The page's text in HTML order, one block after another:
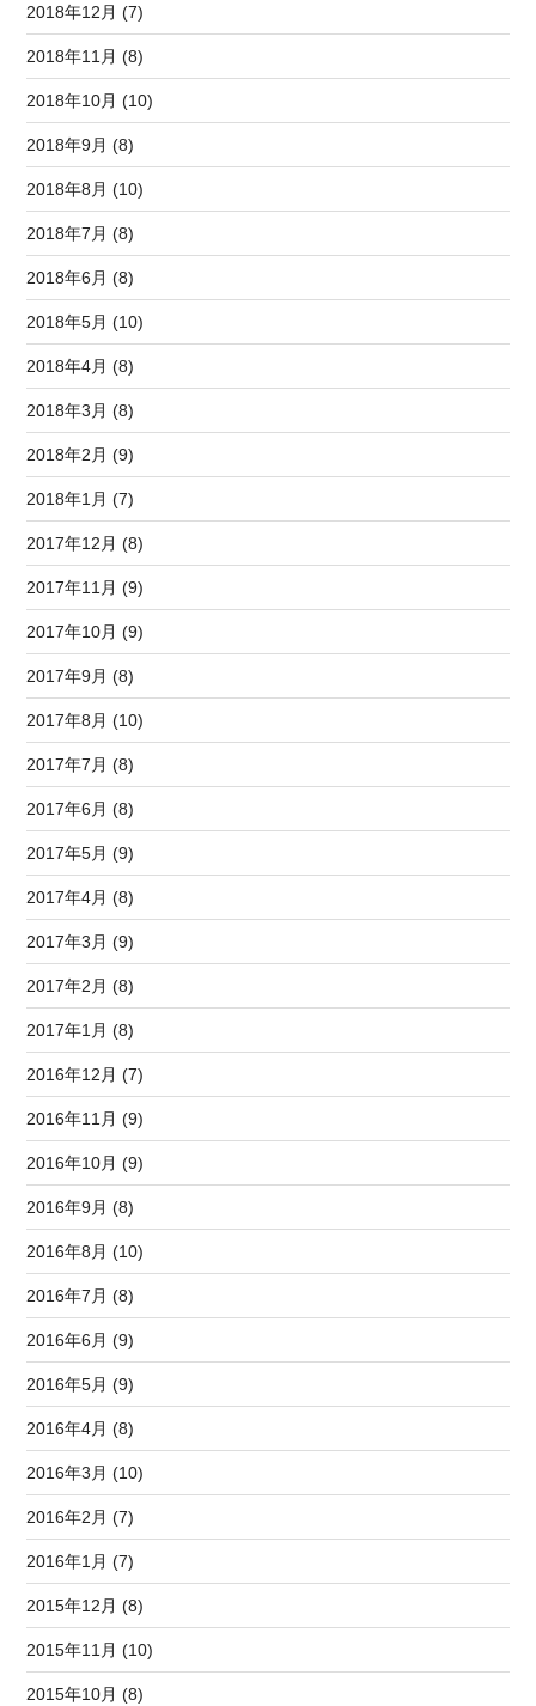
2018年12月 (7)
2018年11月 (8)
2018年10月 (10)
2018年9月 (8)
2018年8月 (10)
2018年7月 (8)
2018年6月 (8)
2018年5月 (10)
2018年4月 (8)
2018年3月 (8)
2018年2月 (9)
2018年1月 (7)
2017年12月 (8)
2017年11月 (9)
2017年10月 (9)
2017年9月 (8)
2017年8月 (10)
2017年7月 (8)
2017年6月 (8)
2017年5月 (9)
2017年4月 (8)
2017年3月 (9)
2017年2月 (8)
2017年1月 (8)
2016年12月 (7)
2016年11月 (9)
2016年10月 (9)
2016年9月 (8)
2016年8月 (10)
2016年7月 (8)
2016年6月 (9)
2016年5月 (9)
2016年4月 (8)
2016年3月 (10)
2016年2月 (7)
2016年1月 (7)
2015年12月 (8)
2015年11月 (10)
2015年10月 (8)